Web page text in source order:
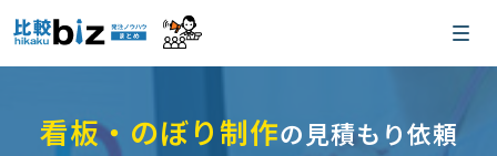
看板・のぼり制作の見積もり依頼